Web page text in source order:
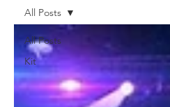
All Posts
Kit
All Posts